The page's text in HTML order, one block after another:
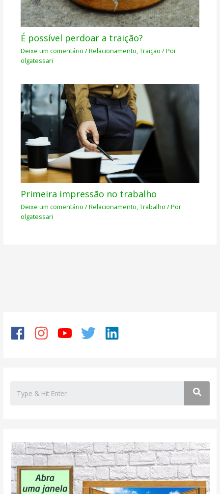
É possível perdoar a traição?
Deixe um comentário /Relacionamento,Traição / Por
olgatessari
Primeira impressão no trabalho
Deixe um comentário /Relacionamento Trabalho / Por
olgatessari